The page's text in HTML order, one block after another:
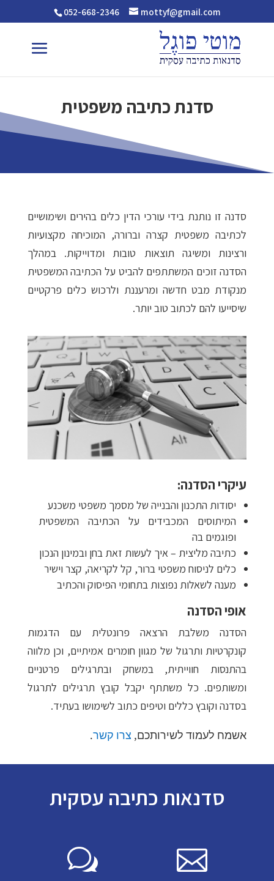
052-668-2346 mottyf@gmail.com
סדנת כתיבה משפטית
סדנה זו נותנת בידי עורכי הדין כלים בהירים ושימושיים
לכתיבה משפטית קצרה וברורה, המוכיחה מקצועיות
ורצינות ומשיגה תוצאות טובות ומדוייקות. במהלך
הסדנה זוכים המשתתפים להביט על הכתיבה המשפטית
מנקודת מבט חדשה ומרעננת ולרכוש כלים פרקטיים
שיסייעו להם לכתוב טוב יותר.
עיקרי הסדנה:
יסודות התכנון והבנייה של מסמך משפטי משכנע
המיתוסים המכבידים על הכתיבה המשפטית
ופוגמים בה
כתיבה מליצית – איך לעשות זאת בחן ובמינון הנכון
כלים לניסוח משפטי ברור, קל לקריאה, קצר וישיר
מענה לשאלות נפוצות בתחומי הפיסוק והכתיב
אופי הסדנה
הסדנה משלבת הרצאה פרונטלית עם הדגמות
קונקרטיות ותרגול של מגוון חומרים אמיתיים, וכן מלווה
בהתנסות חווייתית, במשחק ובתרגילים פרטניים
ומשותפים. כל משתתף יקבל קובץ תרגילים לתרגול
בסדנה וקובץ כללים וטיפים כתוב לשימושו בעתיד.
אשמח לעמוד לשירותכם, צרו קשר.
סדנאות כתיבה עסקית

w